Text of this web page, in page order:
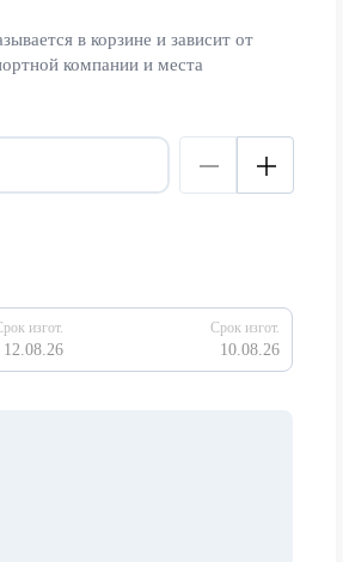
в корзине и зависит от
компании и места
изгот.
12.08.26
Срок изгот.
10.08.26